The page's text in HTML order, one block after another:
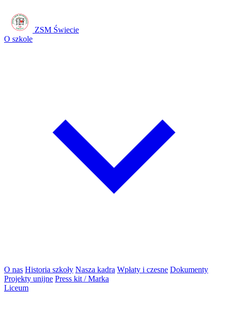
ZSM Świecie
O szkole
O nas Historia szkoły Nasza kadra Wpłaty i czesne Dokumenty
Projekty unijne Press kit / Marka
Liceum